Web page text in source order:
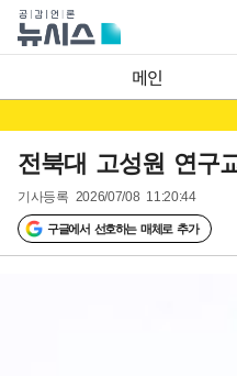
메인
전북대 고성원 연구
기사등록 2026/07/08 11:20:44
구글에서 선호하는 매체로 추가